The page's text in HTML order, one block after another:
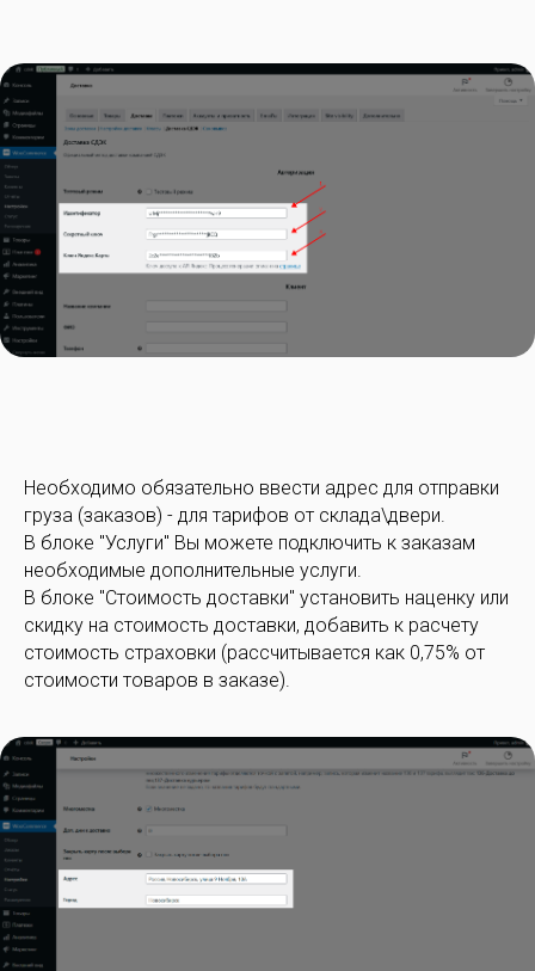
Необходимо обязательно ввести адрес для отправки
груза (заказов) - для тарифов от склада\двери.
В блоке "Услуги" Вы можете подключить к заказам
необходимые дополнительные услуги.
В блоке "Стоимость доставки" установить наценку или
скидку на стоимость доставки, добавить к расчету
стоимость страховки (рассчитывается как 0,75% от
стоимости товаров в заказе).